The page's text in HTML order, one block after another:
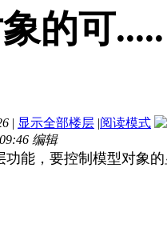
的可.....
| 显示全部楼层 |阅读模式
编辑
功能，要控制模型对象